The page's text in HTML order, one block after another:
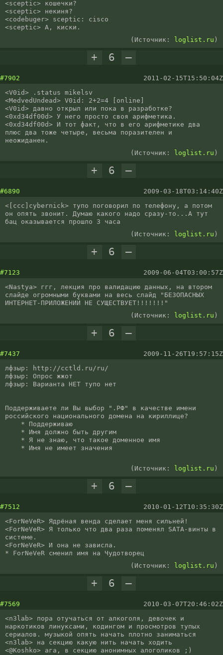
<sceptic> кошечки?
<sceptic> некиня?
<codebuger> sceptic: cisco
<sceptic> А, киски.
(Источник: loglist.ru )
+ 6 –
#7902
2011-02-15T15:50:04Z
<V0id> .status mikelsv
<MedvedUndead> V0id: 2+2=4 [online]
<V0id> давно открыл или пока в разработке?
<0xd34df00d> У него просто своя арифметика.
<0xd34df00d> И тот факт, что в его арифметике два
плюс два тоже четыре, весьма поразителен и
неожиданен.
(Источник: loglist.ru )
+ 6 –
#6890
2009-03-18T03:14:40Z
<[ccc]cybernick> тупо поговорил по телефону, а потом
он опять звонит. Думаю какого надо сразу-то...А тут
бац оказывается прошло 3 часа
(Источник:
loglist.ru )
+ 6 –
#7123
2009-06-04T03:00:57Z
<Nastya> ггг, лекция про валидацию данных, на втором
слайде огромными буквами на весь слайд "БЕЗОПАСНЫХ
ИНТЕРНЕТ-ПРИЛОЖЕНИЙ НЕ СУЩЕСТВУЕТ!!!!!!!"
(Источник:
loglist.ru )
+ 6 –
#7437
2009-11-26T19:57:15Z
лфзыр: http://cctld.ru/ru/
лфзыр: Опрос жжот
лфзыр: Варианта НЕТ тупо нет
Поддерживаете ли Вы выбор ".РФ" в качестве имени
российского национального домена на кириллице?
(Источник: loglist.ru )
+ 6 –
#7512
2010-01-12T10:35:30Z
<ForNeVeR> Ядрёная венда сделает меня сильней!
<ForNeVeR> Я только что два раза поменял SATA-винты в
системе.
<ForNeVeR> И она не зависла.
* ForNeVeR сменил имя на Чудотворец
(Источник:
loglist.ru )
+ 6 –
#7569
2010-03-07T20:46:02Z
<n3lab> пора отучаться от алкоголя, девочек и
наркотиков линуксами, кодингом и просмотров тупых
сериалов. музыкой опять начать плотно заниматься
<n3lab> на секцию какую нить начать ходить
<@Koshko> ага, в секцию анонимных алоголиков ;)